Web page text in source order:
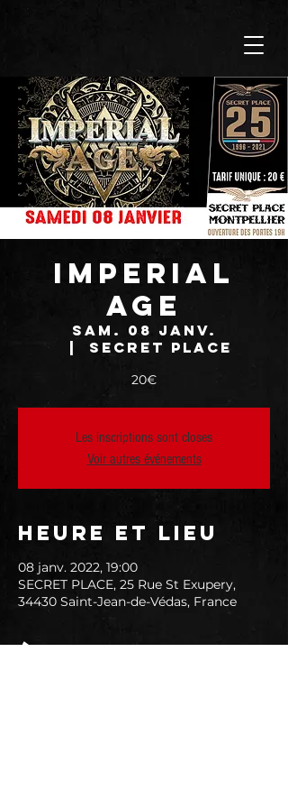
IMPERIAL
AGE
sam. 08 janv.
SECRET PLACE
20€
Les inscriptions sont closes
Voir autres événements
Heure et lieu
08 janv. 2022, 19:00
SECRET PLACE, 25 Rue St Exupery,
34430 Saint-Jean-de-Védas, France